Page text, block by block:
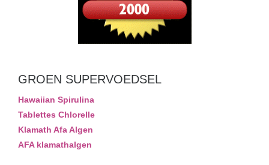
GROEN SUPERVOEDSEL
Hawaiian Spirulina
Tablettes Chlorelle
Klamath Afa Algen
AFA klamathalgen